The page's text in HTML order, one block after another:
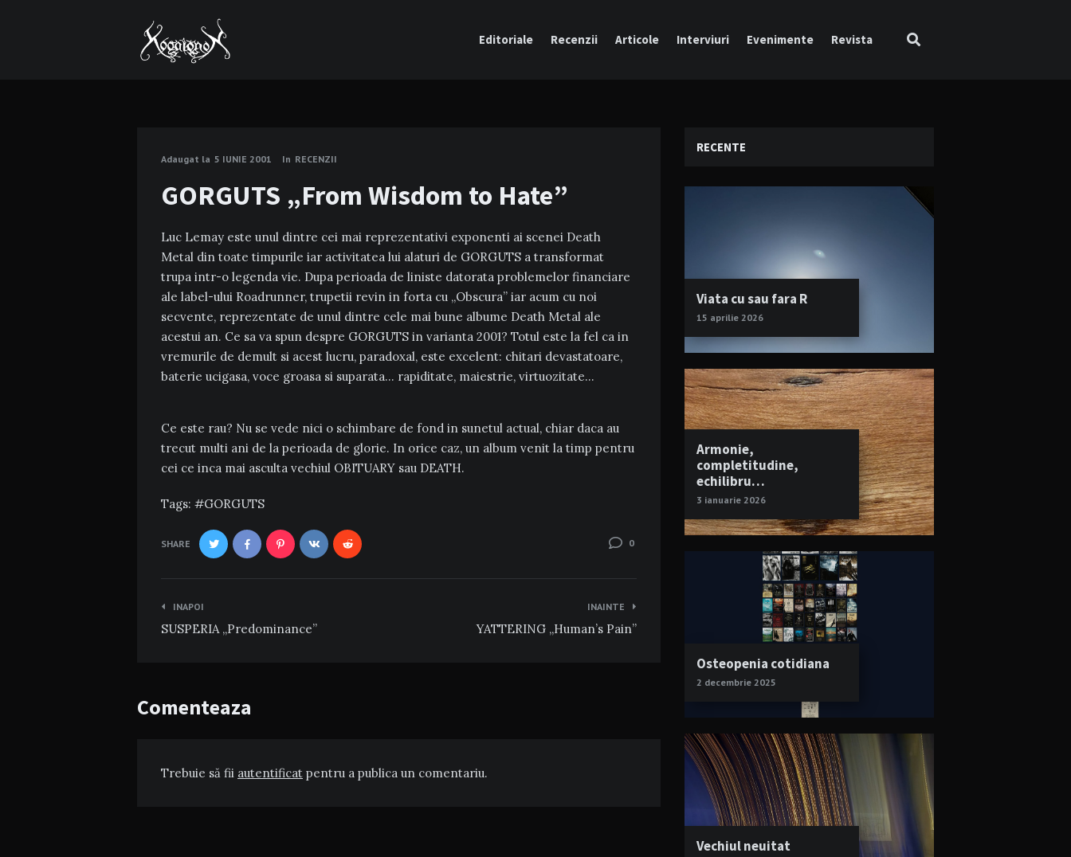
Editoriale Recenzii Articole Interviuri Evenimente Revista
Adaugat la 5 IUNIE 2001 In RECENZII
GORGUTS „From Wisdom to Hate”
Luc Lemay este unul dintre cei mai reprezentativi exponenti ai scenei Death
Metal din toate timpurile iar activitatea lui alaturi de GORGUTS a transformat
trupa intr-o legenda vie. Dupa perioada de liniste datorata problemelor financiare
ale label-ului Roadrunner, trupetii revin in forta cu „Obscura” iar acum cu noi
secvente, reprezentate de unul dintre cele mai bune albume Death Metal ale
acestui an. Ce sa va spun despre GORGUTS in varianta 2001? Totul este la fel ca in
vremurile de demult si acest lucru, paradoxal, este excelent: chitari devastatoare,
baterie ucigasa, voce groasa si suparata… rapiditate, maiestrie, virtuozitate…
Ce este rau? Nu se vede nici o schimbare de fond in sunetul actual, chiar daca au
trecut multi ani de la perioada de glorie. In orice caz, un album venit la timp pentru
cei ce inca mai asculta vechiul OBITUARY sau DEATH.
Tags: GORGUTS
SHARE 0
Navigare
în
INAPOI
SUSPERIA „Predominance”
INAINTE
YATTERING „Human’s Pain”
Comenteaza
Trebuie să fii autentificat pentru a publica un comentariu.
RECENTE
Viata cu sau fara R
15 aprilie 2026
Armonie,
completitudine,
echilibru…
3 ianuarie 2026
Osteopenia cotidiana
2 decembrie 2025
Vechiul neuitat